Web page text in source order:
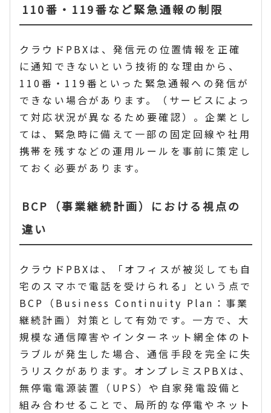
110番・119番など緊急通報の制限
クラウドPBXは、発信元の位置情報を正確
に通知できないという技術的な理由から、
110番・119番といった緊急通報への発信が
できない場合があります。（サービスによっ
て対応状況が異なるため要確認）。企業とし
ては、緊急時に備えて一部の固定回線や社用
携帯を残すなどの運用ルールを事前に策定し
ておく必要があります。
BCP（事業継続計画）における視点の
違い
クラウドPBXは、「オフィスが被災しても自
宅のスマホで電話を受けられる」という点で
BCP（Business Continuity Plan：事業
継続計画）対策として有効です。一方で、大
規模な通信障害やインターネット網全体のト
ラブルが発生した場合、通信手段を完全に失
うリスクがあります。オンプレミスPBXは、
無停電電源装置（UPS）や自家発電設備と
組み合わせることで、局所的な停電やネット